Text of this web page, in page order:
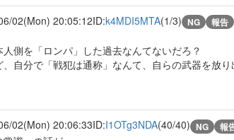
02(Mon) 20:05:12ID:k4MDI5MTA(1/3) NG 報告
側を「ロンパ」した過去なんてないだろ？
自分で「戦犯は通称」なんて、自らの武器を放
02(Mon) 20:06:33ID:I1OTg3NDA(40/40) NG 報